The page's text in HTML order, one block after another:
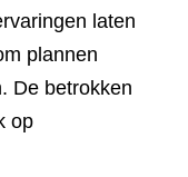
laten
plannen
De betrokken
op